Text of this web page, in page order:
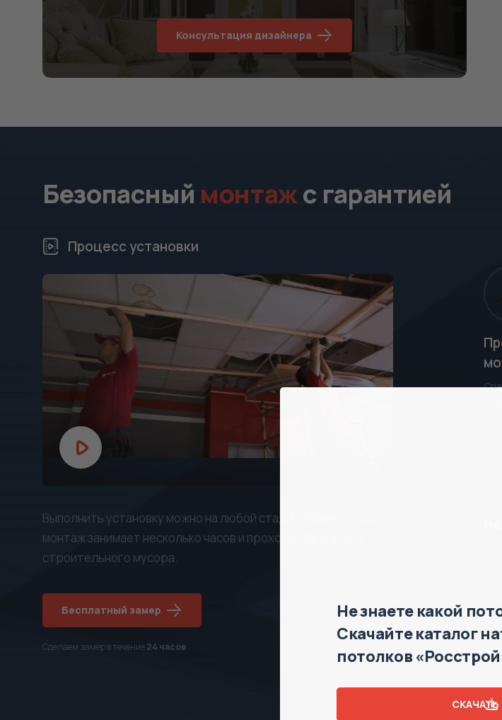
Консультация дизайнера
Безопасный монтажс гарантией
Процесс установки
Выполнить установку можно на любой стадии ремонта. Сам
монтаж занимает несколько часов и проходит без пыли и
строительного мусора.
Бесплатный замер
Сделаем замер в течение24 часов
Не
Не знаете какой
Скачайте каталог
потолков
СКАЧАТЬ